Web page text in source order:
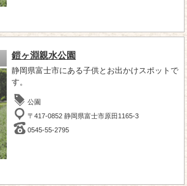
鎧ヶ淵親水公園
静岡県富士市にある子供とお出かけスポットで
す。
公園
〒417-0852 静岡県富士市原田1165-3
0545-55-2795